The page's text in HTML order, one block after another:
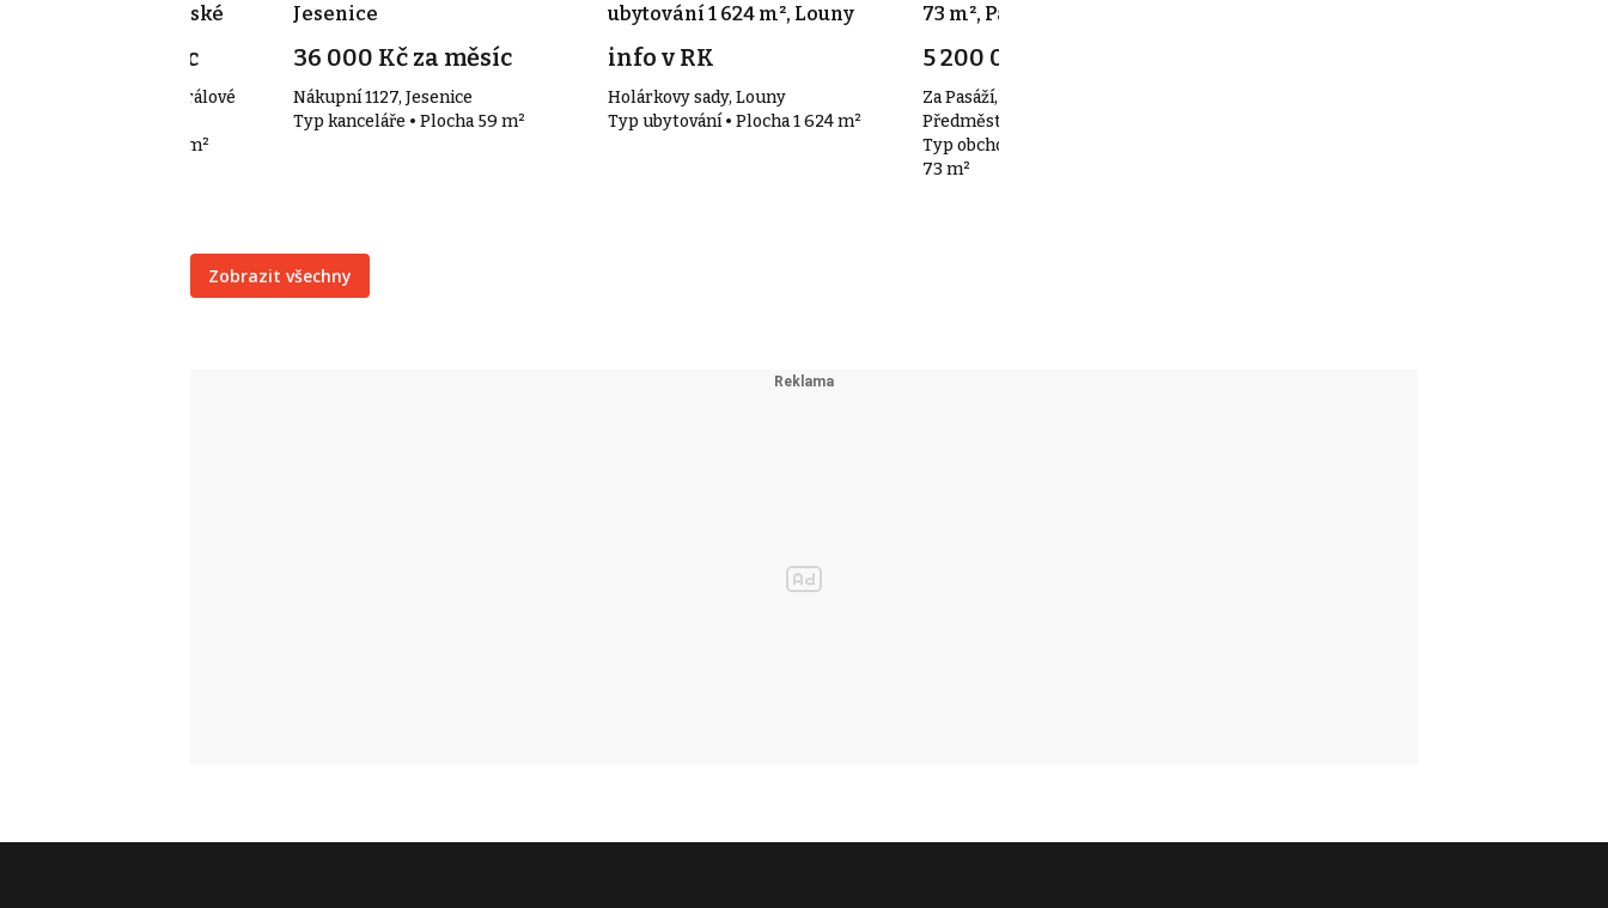
Králové - Pražské
Kč za m²/měsíc
37/32, Hradec Králové
kanceláře • Plocha 34 m²
Jesenice
36 000 Kč za měsíc
Nákupní 1127, Jesenice
Typ kanceláře • Plocha 59 m²
ubytování 1 624 m², Louny
info v RK
Holárkovy sady, Louny
Typ ubytování • Plocha 1 624 m²
73 m², Pardubice - Zelené
5 200 000 Kč
Za Pasáží, Pardubice - Zelené
Předměstí
Typ obchodní prostory • Plocha
73 m²
Zobrazit všechny